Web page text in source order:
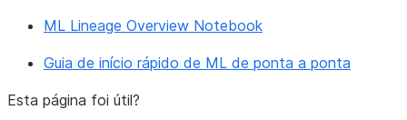
ML Lineage Overview Notebook
Guia de início rápido de ML de ponta a ponta
Esta página foi útil?